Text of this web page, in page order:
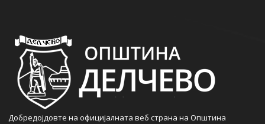
Добредојдовте на официјалната веб страна на Општина